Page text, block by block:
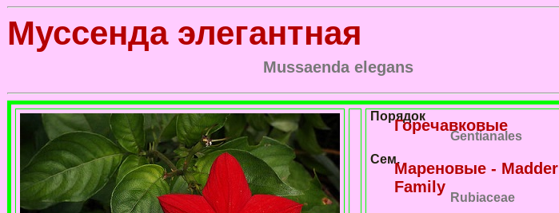
Муссенда элегантная
Mussaenda elegans
Порядок
Горечавковые
Gentianales
Сем.
Мареновые - Madder
Family
Rubiaceae